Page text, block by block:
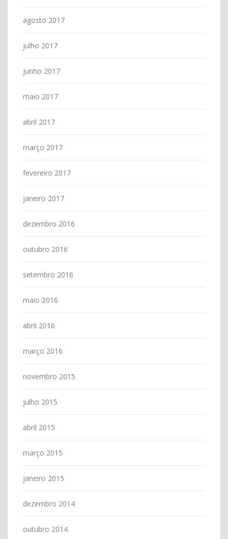
agosto 2017
julho 2017
junho 2017
maio 2017
abril 2017
março 2017
fevereiro 2017
janeiro 2017
dezembro 2016
outubro 2016
setembro 2016
maio 2016
abril 2016
março 2016
novembro 2015
julho 2015
abril 2015
março 2015
janeiro 2015
dezembro 2014
outubro 2014